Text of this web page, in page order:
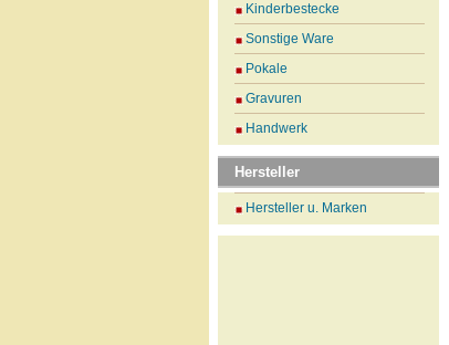
Kinderbestecke
Sonstige Ware
Pokale
Gravuren
Handwerk
Hersteller
Hersteller u. Marken